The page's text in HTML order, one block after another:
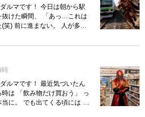
ねていくことが結局一番強い
もまたやるか」と前を向くこ
今日は朝から駅
に限っ
日の体感は出勤
時
最近気づいたん